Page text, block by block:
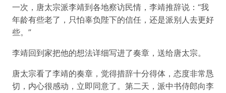
一次，唐太宗派李靖到各地察访民情，李靖推辞说：“我
年龄有些老了，只怕辜负陛下的信任，还是派别人去更好
些。”
李靖回到家把他的想法详细写进了奏章，送给唐太宗。
唐太宗看了李靖的奏章，觉得措辞十分得体，态度非常恳
切，内心很感动，立即同意了。第二天，派中书侍郎向李